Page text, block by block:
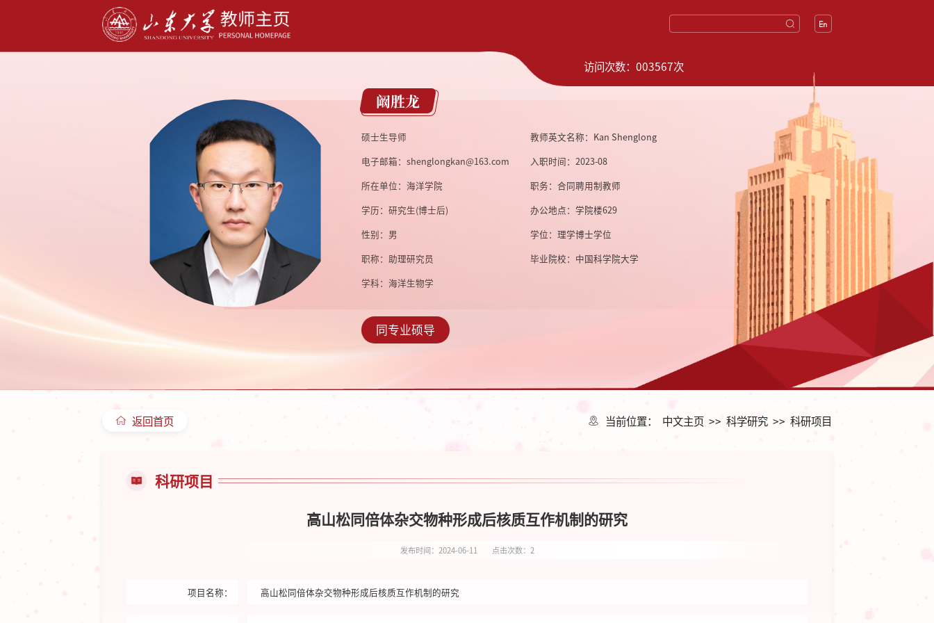
访问次数： 003567次
阚胜龙
硕士生导师
教师英文名称：Kan Shenglong
电子邮箱：shenglongkan@163.com
入职时间：2023-08
所在单位：海洋学院
职务：合同聘用制教师
学历：研究生(博士后)
办公地点：学院楼629
性别：男
学位：理学博士学位
职称：助理研究员
毕业院校：中国科学院大学
学科：海洋生物学
同专业硕导
返回首页 当前位置： 中文主页 >> 科学研究 >> 科研项目
科研项目
高山松同倍体杂交物种形成后核质互作机制的研究
发布时间：2024-06-11 点击次数： 2
项目名称： 高山松同倍体杂交物种形成后核质互作机制的研究